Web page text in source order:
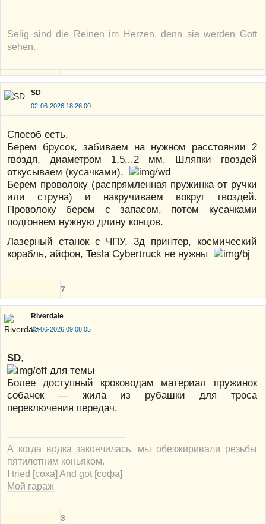
Selig sind die Reinen im Herzen, denn sie werden Gott
sehen.
SD
02-06-2026 18:26:00
Способ есть.
Берем брусок, забиваем на нужном расстоянии 2
гвоздя, диаметром 1,5...2 мм. Шляпки гвоздей
откусываем (кусачками).
Берем проволоку (распрямленная пружинка от ручки
или струна) и накручиваем вокруг гвоздей.
Проволоку берем с запасом, потом кусачками
подгоняем нужную длину концов.
Лазерный станок с ЧПУ, 3д принтер, космический
корабль, айфон, Tesla Cybertruck не нужны
7
Riverdale
03-06-2026 09:08:05
SD,
для темы
Более доступный кроководам материал пружинок
собачек — жила из рубашки для троса
переключения передач.
А когда водка закончилась, мы обезжиривали резьбы
пятилетним коньяком.
I tried [соха] And got [софа]
Мой гараж
3